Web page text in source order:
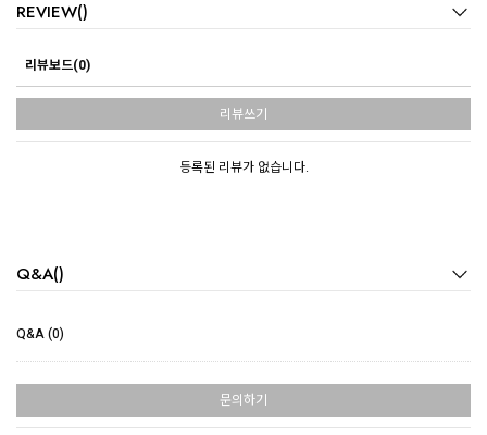
REVIEW()
리뷰보드(0)
리뷰쓰기
등록된 리뷰가 없습니다.
Q&A()
Q&A (0)
문의하기